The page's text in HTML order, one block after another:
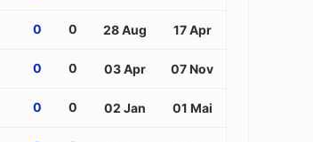
0 0 28 Aug 17 Apr
0 0 03 Apr 07 Nov
0 0 02 Jan 01 Mai